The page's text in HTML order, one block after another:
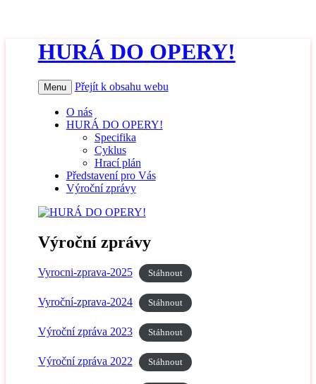
HURÁ DO OPERY!
Menu Přejít k obsahu webu
O nás
HURÁ DO OPERY!
Specifika
Cyklus
Hrací plán
Představení pro Vás
Výroční zprávy
Výroční zprávy
Vyrocni-zprava-2025 Stáhnout
Vyroční-zprava-2024 Stáhnout
Výroční zpráva 2023 Stáhnout
Výroční zpráva 2022 Stáhnout